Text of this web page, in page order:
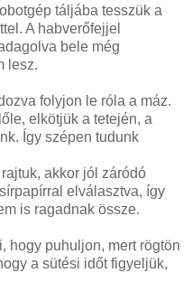
táljába tesszük a
A habverőfejjel
bele még
lesz.
folyjon le róla a máz.
elkötjük a tetején, a
Így szépen tudunk
akkor jól záródó
elválasztva, így
is ragadnak össze.
hogy puhuljon, mert rögtön
a sütési időt figyeljük,